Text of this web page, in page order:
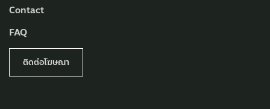
Contact
FAQ
ติดต่อโฆษณา